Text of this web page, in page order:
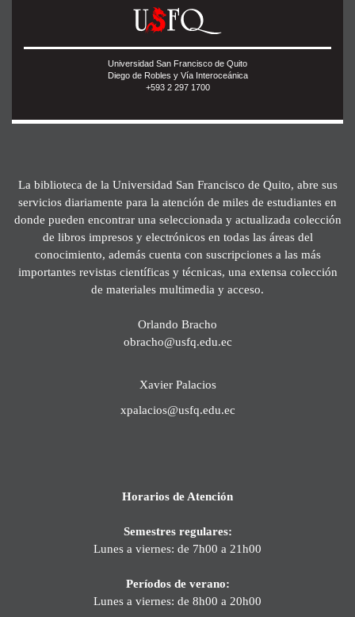
Universidad San Francisco de Quito
Diego de Robles y Vía Interoceánica
+593 2 297 1700
La biblioteca de la Universidad San Francisco de Quito, abre sus
servicios diariamente para la atención de miles de estudiantes en
donde pueden encontrar una seleccionada y actualizada colección
de libros impresos y electrónicos en todas las áreas del
conocimiento, además cuenta con suscripciones a las más
importantes revistas científicas y técnicas, una extensa colección
de materiales multimedia y acceso.
Orlando Bracho
obracho@usfq.edu.ec
Xavier Palacios
xpalacios@usfq.edu.ec
Horarios de Atención
Semestres regulares:
Lunes a viernes: de 7h00 a 21h00
Períodos de verano:
Lunes a viernes: de 8h00 a 20h00